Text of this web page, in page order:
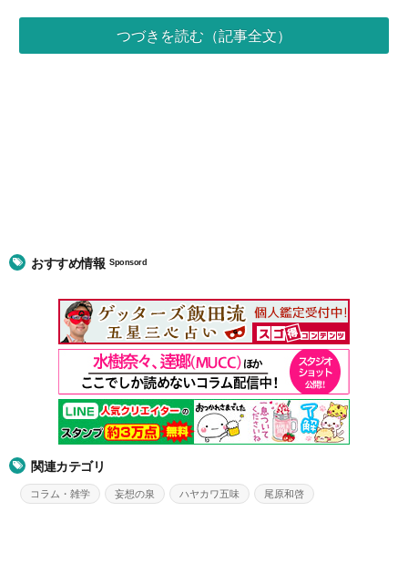
つづきを読む（記事全文）
おすすめ情報Sponsord
関連カテゴリ
コラム・雑学 妄想の泉 ハヤカワ五味 尾原和啓